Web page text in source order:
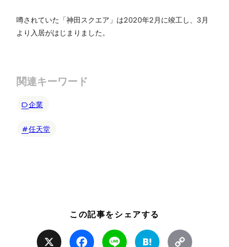
噂されていた「神田スクエア」は2020年2月に竣工し、3月
より入居がはじまりました。
関連キーワード
企業
任天堂
この記事をシェアする
Facebook Line Hatena